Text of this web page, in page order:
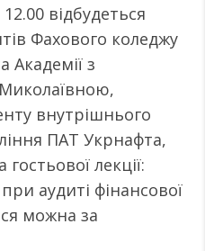
відбудеться
Фахового коледжу
Академії з
внутрішнього
ПАТ Укрнафта,
лекції:
аудиті фінансової
можна за